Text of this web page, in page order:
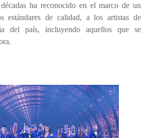
ha reconocido en el marco de un
estándares de calidad, a los artistas de
del país, incluyendo aquellos que se